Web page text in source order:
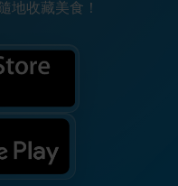
地收藏美食！